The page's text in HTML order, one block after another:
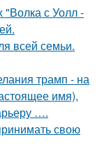
"Волка с Уолл -
всей семьи.
трамп - на
имя),
….
свою